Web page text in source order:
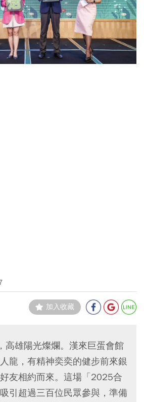
加入收藏
高雄陽光燦爛。漢來巨蛋會館
龍，有精神奕奕的健步前來銀
友相約而來。這場「2025合
引超過三百位民眾參與，準備